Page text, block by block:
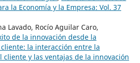
la Economía y la Empresa: Vol. 37
Lavado, Rocío Aguilar Caro,
de la innovación desde la
la interacción entre la
cliente y las ventajas de la innovación